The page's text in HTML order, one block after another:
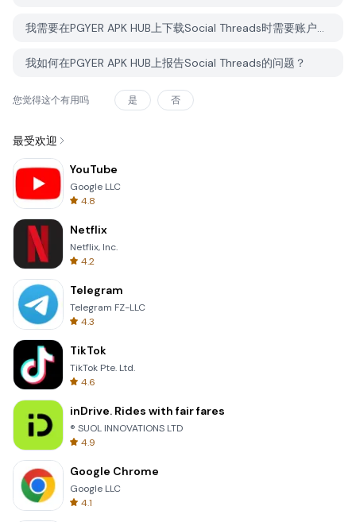
我需要在PGYER APK HUB上下载Social Threads时需要账户吗？
我如何在PGYER APK HUB上报告Social Threads的问题？
您觉得这个有用吗 是 否
最受欢迎
YouTube
Google LLC
4.8
Netflix
Netflix, Inc.
4.2
Telegram
Telegram FZ-LLC
4.3
TikTok
TikTok Pte. Ltd.
4.6
inDrive. Rides with fair fares
® SUOL INNOVATIONS LTD
4.9
Google Chrome
Google LLC
4.1